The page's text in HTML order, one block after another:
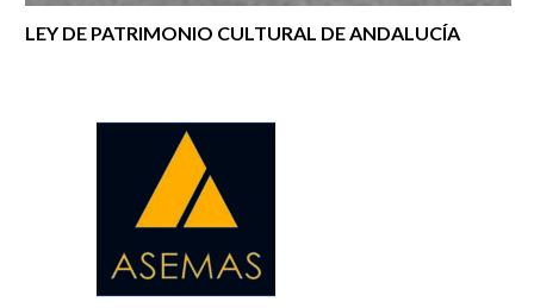
LEY DE PATRIMONIO CULTURAL DE ANDALUCÍA